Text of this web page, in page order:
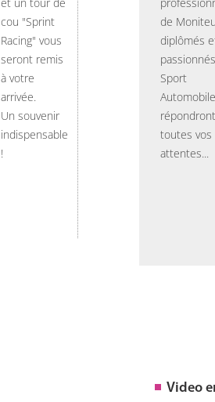
cou "Sprint
Racing" vous
seront remis
à votre
arrivée.
Un souvenir
indispensable
!
de
diplômés
Sport
Automobile
toutes vos
attentes...
Video